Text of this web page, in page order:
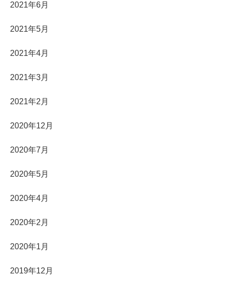
2021年6月
2021年5月
2021年4月
2021年3月
2021年2月
2020年12月
2020年7月
2020年5月
2020年4月
2020年2月
2020年1月
2019年12月